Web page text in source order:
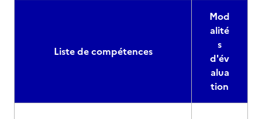
Liste de compétences
Mod
alité
s
d'év
alua
tion